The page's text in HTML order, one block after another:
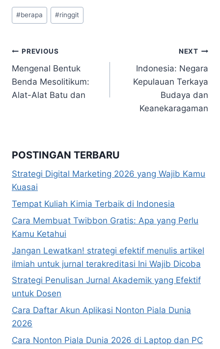
Post
Tags:
#berapa #ringgit
Navigasi
pos
PREVIOUS
Mengenal Bentuk
Benda Mesolitikum:
Alat-Alat Batu dan
NEXT
Indonesia: Negara
Kepulauan Terkaya
Budaya dan
Keanekaragaman
POSTINGAN TERBARU
Strategi Digital Marketing 2026 yang Wajib Kamu
Kuasai
Tempat Kuliah Kimia Terbaik di Indonesia
Cara Membuat Twibbon Gratis: Apa yang Perlu
Kamu Ketahui
Jangan Lewatkan! strategi efektif menulis artikel
ilmiah untuk jurnal terakreditasi Ini Wajib Dicoba
Strategi Penulisan Jurnal Akademik yang Efektif
untuk Dosen
Cara Daftar Akun Aplikasi Nonton Piala Dunia
2026
Cara Nonton Piala Dunia 2026 di Laptop dan PC